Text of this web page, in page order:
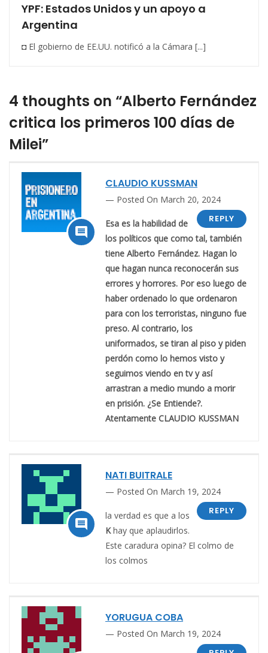
YPF: Estados Unidos y un apoyo a
Argentina
◘ El gobierno de EE.UU. notificó a la Cámara [...]
4 thoughts on “Alberto Fernández
critica los primeros 100 días de
Milei”

CLAUDIO KUSSMAN
Posted On March 20, 2024
REPLY
Esa es la habilidad de
los políticos que como tal, también
tiene Alberto Fernández. Hagan lo
que hagan nunca reconocerán sus
errores y horrores. Por eso luego de
haber ordenado lo que ordenaron
para con los terroristas, ninguno fue
preso. Al contrario, los
uniformados, se tiran al piso y piden
perdón como lo hemos visto y
seguimos viendo en tv y así
arrastran a medio mundo a morir
en prisión. ¿Se Entiende?.
Atentamente CLAUDIO KUSSMAN

NATI BUITRALE
Posted On March 19, 2024
REPLY
la verdad es que a los
Khay que aplaudirlos.
Este caradura opina? El colmo de
los colmos
YORUGUA COBA
Posted On March 19, 2024